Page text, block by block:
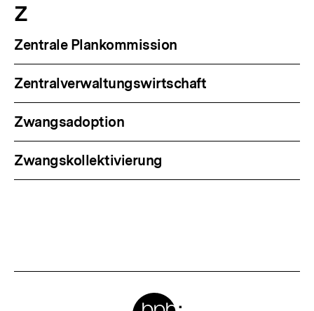
Z
Zentrale Plankommission
Zentralverwaltungswirtschaft
Zwangsadoption
Zwangskollektivierung